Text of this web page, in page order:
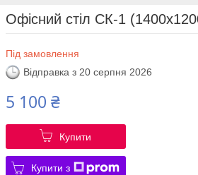
Офісний стіл СК-1
Під замовлення
Відправка з 20 серпня 2026
5 100 ₴
Купити
Купити з